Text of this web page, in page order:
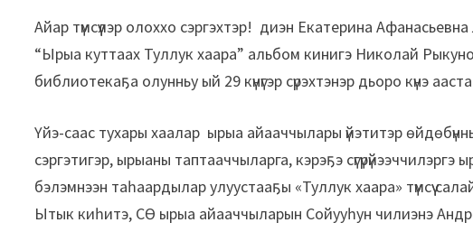
Айар түмсүүлэр олоххо сэргэхтэр! диэн Екатерина
“Ырыа куттаах Туллук хаара” альбом кинигэ Николай
библиотекаҕа олунньу ый 29 күнүгэр сүрэхтэнэр дьоро күнэ
Үйэ-саас тухары хаалар ырыа айааччылары үйэтитэр
сэргэтигэр, ырыаны таптааччыларга, кэрэҕэ
бэлэмнээн таһаардылар улуустааҕы «Туллук хаара» түмсүү
Ытык киһитэ, СӨ ырыа айааччыларын Сойууһун чилиэнэ